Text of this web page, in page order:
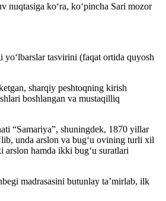
ko‘ra, ko‘pincha Sari mozor
tasvirini (faqat ortida quyosh
sharqiy peshtoqning kirish
boshlangan va mustaqilliq
“Samariya”, shuningdek, 1870 yillar
unda arslon va bug‘u ovining turli xil
arslon hamda ikki bug‘u suratlari
madrasasini butunlay ta’mirlab, ilk